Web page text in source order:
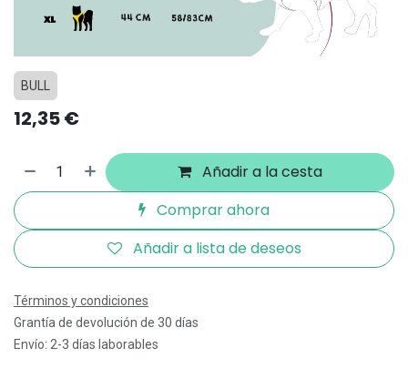
BULL
12,35€
Añadir a la cesta
Comprar ahora
Añadir a lista de deseos
Términos y condiciones
Grantía de devolución de 30 días
Envío: 2-3 días laborables